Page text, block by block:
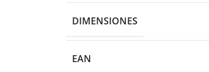
DIMENSIONES
EAN